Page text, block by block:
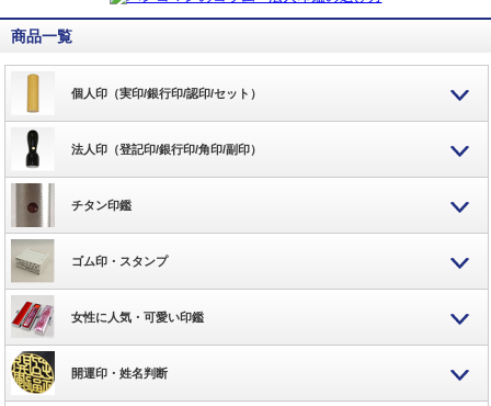
商品一覧
個人印（実印/銀行印/認印/セット）
法人印（登記印/銀行印/角印/副印）
チタン印鑑
ゴム印・スタンプ
女性に人気・可愛い印鑑
開運印・姓名判断